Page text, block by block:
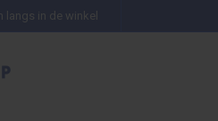
langs in de winkel